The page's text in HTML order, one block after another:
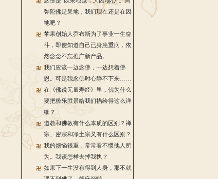
弥陀佛是果地，我们现在还是在因
地吧？
苹果创始人乔布斯为了事业一生奋
斗，即使知道自己已身患重病，依
然念念不忘推广新产品。
我们应该一边念佛，一边想着佛
恩。可是我念佛时心静不下来……
在《佛说无量寿经》里，佛为什么
要把极乐胜景给我们描绘得这么详
细？
道教和佛教有什么本质的区别？禅
宗、密宗和净土宗又有什么区别？
我的烦恼很重，常常看不惯他人所
为。我该怎样去掉我执？
如果下一生没有得到人身，那不就